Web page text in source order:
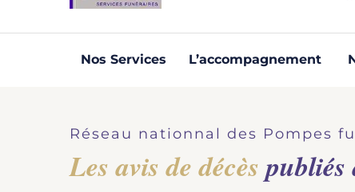
Nos Services L’accompagnement
Demandez votre devis pour l'organisation
d'obsèques, nos équipe s'engage à vous
répondre dans les meilleurs délais.
Réseau nationnal des Pompes
Les avis de décèspubliés